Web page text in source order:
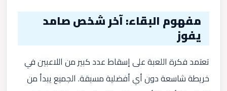
مفهوم البقاء: آخر شخص صامد
يفوز
تعتمد فكرة اللعبة على إسقاط عدد كبير من اللاعبين في
خريطة شاسعة دون أي أفضلية مسبقة. الجميع يبدأ من